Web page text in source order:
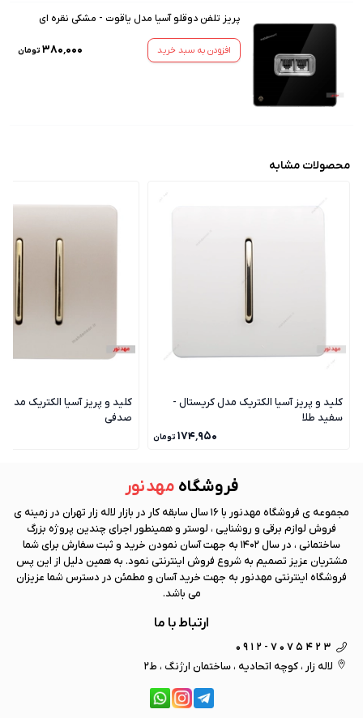
پریز تلفن دوقلو آسیا مدل یاقوت - مشکی نقره ای
افزودن به سبد خرید ۳۸۰٬۰۰۰ تومان
محصولات مشابه
کلید و پریز آسیا الکتریک مدل کریستال -
سفید طلا
۱۷۴٬۹۵۰ تومان
کلید و پریز آسیا الکتریک مدل
صدفی
فروشگاه مهد نور
مجموعه ی فروشگاه مهد نور
با 16 سال سابقه کار در بازار لاله زار تهران در زمینه ی
فروش لوازم برقی و روشنایی ، لوستر و همینطور اجرای چندین پروژه بزرگ
ساختمانی ، در سال 1402 به جهت آسان نمودن خرید و ثبت سفارش برای شما
مشتریان عزیز تصمیم به شروع فروش اینترنتی نمود. به همین دلیل از این پس
فروشگاه اینترنتی مهد نور به جهت خرید آسان و مطمئن در دسترس شما عزیزان
می باشد.
ارتباط با ما
0912-7075423
لاله زار ، کوچه اتحادیه ، ساختمان ارژنگ ، ط2